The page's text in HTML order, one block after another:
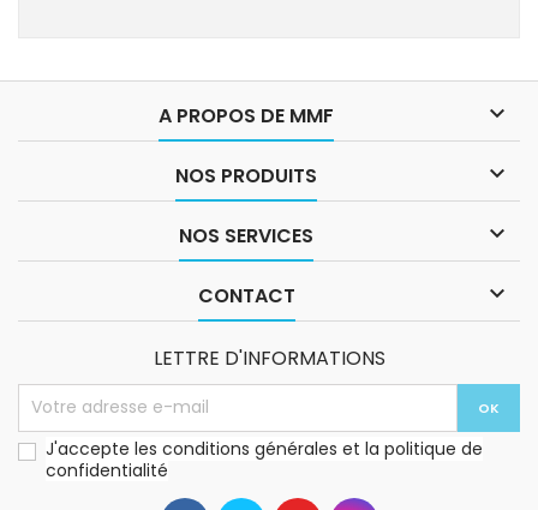
A PROPOS DE MMF 
NOS PRODUITS 
NOS SERVICES 
CONTACT 
LETTRE D'INFORMATIONS
J'accepte les conditions générales et la politique de
confidentialité